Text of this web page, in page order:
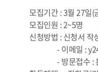
모집기간 : 3월 27일(
모집인원 : 2~5명
신청방법 : 신청서 작
- 이메일 :
- 방문접수 : 본